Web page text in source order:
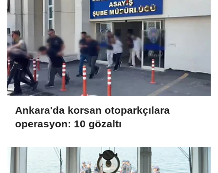
Ankara'da korsan otoparkçılara
operasyon: 10 gözaltı